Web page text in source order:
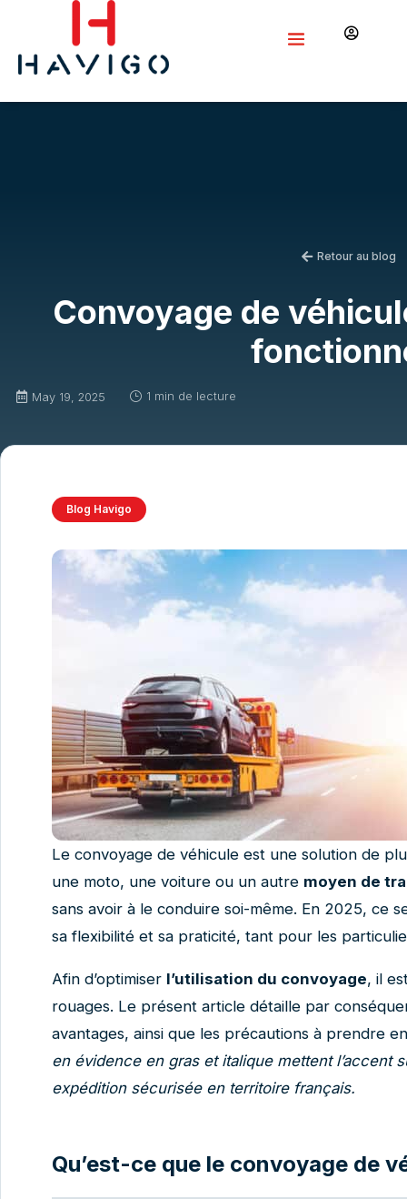

 Retour au blog
Convoyage de
 May 19, 2025 } 1 min de lecture
Blog Havigo
Le convoyage de véhicule est une solution de
une moto, une voiture ou un autre moyen de
sans avoir à le conduire soi-même. En 2025, ce
sa flexibilité et sa praticité, tant pour les
Afin d’optimiser l’utilisation du convoyage, il
rouages. Le présent article détaille par
avantages, ainsi que les précautions à prendre
en évidence en gras et italique mettent l’accent
expédition sécurisée en territoire français.
Qu’est-ce que le convoyage de